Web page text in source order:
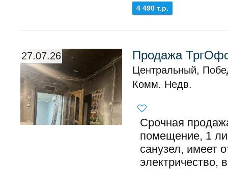
4 490 т.р.
27.07.26 Продажа
Центральный,
Комм. Недв.
Срочная
помещение, 1
санузел, имеет
электричество,